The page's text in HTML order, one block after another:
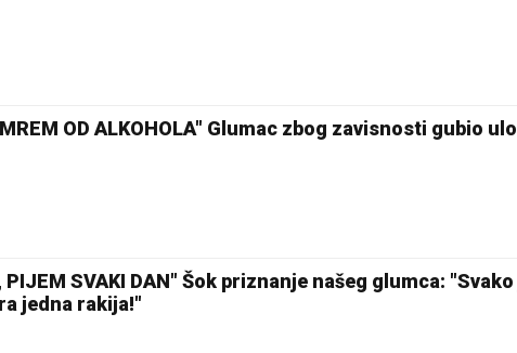
OD ALKOHOLA" Glumac zbog zavisnosti gubio
PIJEM SVAKI DAN" Šok priznanje našeg glumca:
jedna rakija!"